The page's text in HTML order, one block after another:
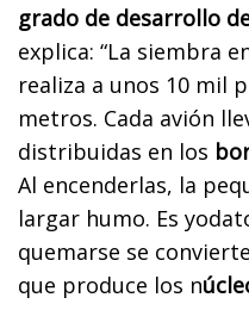
grado de desarrollo
explica: “La siembra
realiza a unos 10 mil
metros. Cada avión
distribuidas en los
Al encenderlas, la
largar humo. Es
quemarse se
que produce los n